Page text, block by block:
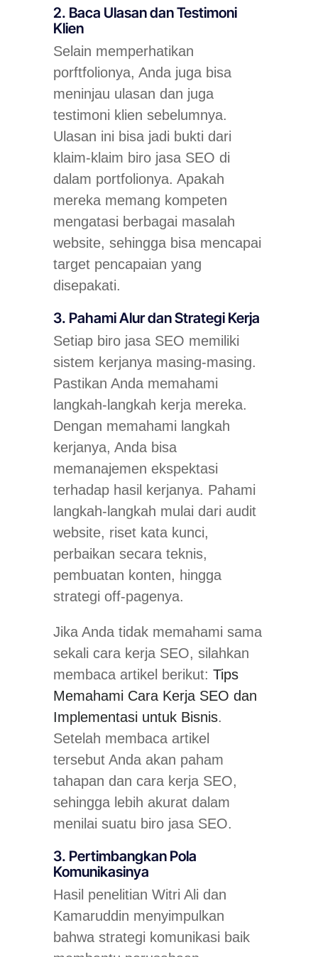
2. Baca Ulasan dan Testimoni
Klien
Selain memperhatikan
porftfolionya, Anda juga bisa
meninjau ulasan dan juga
testimoni klien sebelumnya.
Ulasan ini bisa jadi bukti dari
klaim-klaim biro jasa SEO di
dalam portfolionya. Apakah
mereka memang kompeten
mengatasi berbagai masalah
website, sehingga bisa mencapai
target pencapaian yang
disepakati.
3. Pahami Alur dan Strategi Kerja
Setiap biro jasa SEO memiliki
sistem kerjanya masing-masing.
Pastikan Anda memahami
langkah-langkah kerja mereka.
Dengan memahami langkah
kerjanya, Anda bisa
memanajemen ekspektasi
terhadap hasil kerjanya. Pahami
langkah-langkah mulai dari audit
website, riset kata kunci,
perbaikan secara teknis,
pembuatan konten, hingga
strategi off-pagenya.
Jika Anda tidak memahami sama
sekali cara kerja SEO, silahkan
membaca artikel berikut: Tips
Memahami Cara Kerja SEO dan
Implementasi untuk Bisnis.
Setelah membaca artikel
tersebut Anda akan paham
tahapan dan cara kerja SEO,
sehingga lebih akurat dalam
menilai suatu biro jasa SEO.
3. Pertimbangkan Pola
Komunikasinya
Hasil penelitian Witri Ali dan
Kamaruddin menyimpulkan
bahwa strategi komunikasi baik